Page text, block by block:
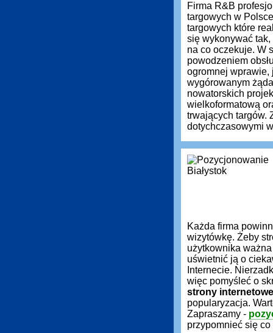
Firma R&B
targowych w
targowych które
się wykonywać tak,
na co oczekuje. W
powodzeniem
ogromnej wprawie,
wygórowanym
nowatorskich
wielkoformatową
trwających targów.
dotychczasowymi
Każda firma
wizytówkę. Żeby
użytkownika
uświetnić ją o
Internecie.
więc pomyśleć o
strony internetowe
popularyzacja.
Zapraszamy -
przypomnieć się